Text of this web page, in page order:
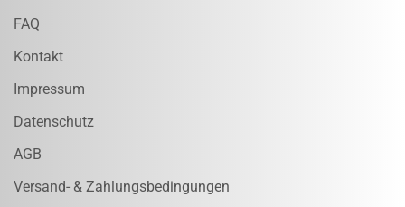
FAQ
Kontakt
Impressum
Datenschutz
AGB
Versand- & Zahlungsbedingungen